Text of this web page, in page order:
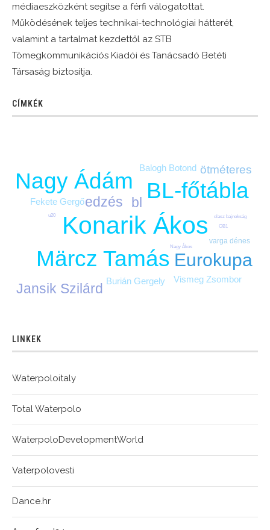
médiaeszközként segítse a férfi válogatottat.
Működésének teljes technikai-technológiai hátterét,
valamint a tartalmat kezdettől az STB
Tömegkommunikációs Kiadói és Tanácsadó Betéti
Társaság biztosítja.
CÍMKÉK
Konarik Ákos
BL-főtábla
Märcz Tamás
Nagy Ádám
Eurokupa
bl
edzés
Jansik Szilárd
ötméteres
Balogh Botond
Burián Gergely
Fekete Gergő
Vismeg Zsombor
varga dénes
Nagy Ákos
OB1
olasz bajnokság
u20
LINKEK
Waterpoloitaly
Total Waterpolo
WaterpoloDevelopmentWorld
Vaterpolovesti
Dance.hr